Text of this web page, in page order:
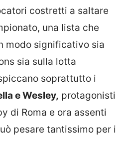
costretti a saltare
una lista che
modo significativo sia
sia sulla lotta
soprattutto i
e Wesley, protagonisti
di Roma e ora assenti
pesare tantissimo per i